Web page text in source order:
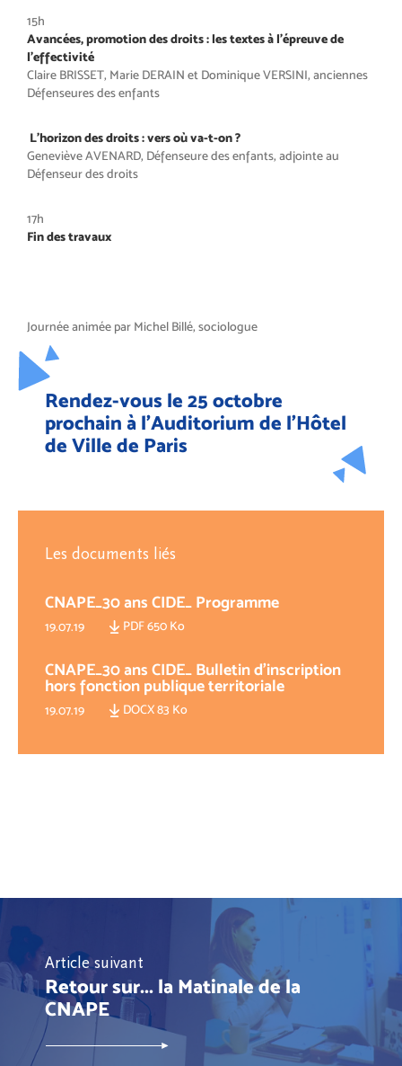
15h
Avancées, promotion des droits : les textes à l’épreuve de
l’effectivité
Claire BRISSET, Marie DERAIN et Dominique VERSINI, anciennes
Défenseures des enfants
L’horizon des droits : vers où va-t-on ?
Geneviève AVENARD, Défenseure des enfants, adjointe au
Défenseur des droits
17h
Fin des travaux
Journée animée par Michel Billé, sociologue
Rendez-vous le 25 octobre
prochain à l'Auditorium de l'Hôtel
de Ville de Paris
Les documents liés
CNAPE_30 ans CIDE_ Programme
19.07.19 PDF 650 Ko
CNAPE_30 ans CIDE_ Bulletin d'inscription
hors fonction publique territoriale
19.07.19 DOCX 83 Ko
Article suivant
Retour sur... la Matinale de la
CNAPE